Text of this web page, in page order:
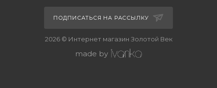
ПОДПИСАТЬСЯ НА РАССЫЛКУ
2026 © Интернет магазин Золотой Век
made by